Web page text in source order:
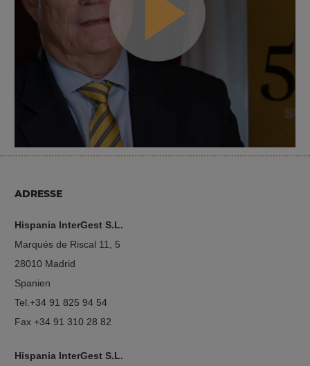
ADRESSE
Hispania InterGest S.L.
Marqués de Riscal 11, 5
28010 Madrid
Spanien
Tel.+34 91 825 94 54
Fax +34 91 310 28 82
Hispania InterGest S.L.